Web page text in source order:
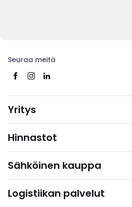
Seuraa meitä
Yritys
Hinnastot
Sähköinen kauppa
Logistiikan palvelut